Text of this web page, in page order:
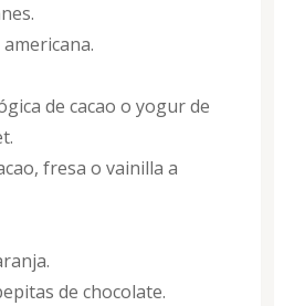
de cacao o yogur de
fresa o vainilla a
de chocolate.